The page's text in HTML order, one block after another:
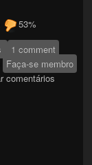
53%
sobre ME VESTI
DE MIM
1 comment
Faça-se membro
comentários